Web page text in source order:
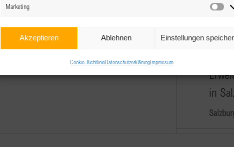
Marketing
Akzeptieren Ablehnen Einstellungen
Cookie-RichtlinieDatenschutzerklärungImpressum
in